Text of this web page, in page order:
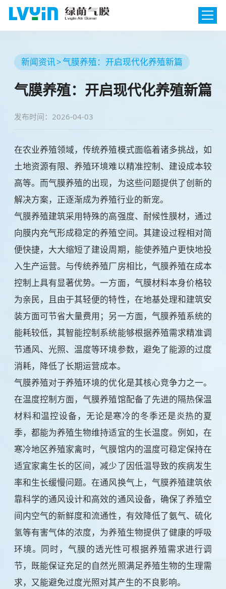
新闻资讯 气膜养殖：开启现代化养殖新篇
气膜养殖：开启现代化养殖新篇
发布时间：2026-04-03
在农业养殖领域，传统养殖模式面临着诸多挑战，如
土地资源有限、养殖环境难以精准控制、建设成本较
高等。而气膜养殖的出现，为这些问题提供了创新的
解决方案，正逐渐成为养殖行业的新宠。
气膜养殖建筑采用特殊的高强度、耐候性膜材，通过
向膜内充气形成稳定的养殖空间。其建设过程相对简
便快捷，大大缩短了建设周期，能使养殖户更快地投
入生产运营。与传统养殖厂房相比，气膜养殖在成本
控制上具有显著优势。一方面，气膜材料本身价格较
为亲民，且由于其轻便的特性，在地基处理和建筑安
装方面可节省大量费用；另一方面，气膜养殖系统的
能耗较低，其智能控制系统能够根据养殖需求精准调
节通风、光照、温度等环境参数，避免了能源的过度
消耗，降低了长期运营成本。
气膜养殖对于养殖环境的优化是其核心竞争力之一。
在温度控制方面，气膜养殖馆配备了先进的隔热保温
材料和温控设备，无论是寒冷的冬季还是炎热的夏
季，都能为养殖生物维持适宜的生长温度。例如，在
寒冷地区养殖家禽时，气膜馆内的温度可稳定保持在
适宜家禽生长的区间，减少了因低温导致的疾病发生
率和生长缓慢问题。在通风换气上，气膜养殖建筑依
靠科学的通风设计和高效的通风设备，确保了养殖空
间内空气的新鲜度和流通性，有效降低了氨气、硫化
氢等有害气体的浓度，为养殖生物提供了健康的呼吸
环境。同时，气膜的透光性可根据养殖需求进行调
节，既能保证充足的自然光照满足养殖生物的生理需
求，又能避免过度光照对其产生的不良影响。